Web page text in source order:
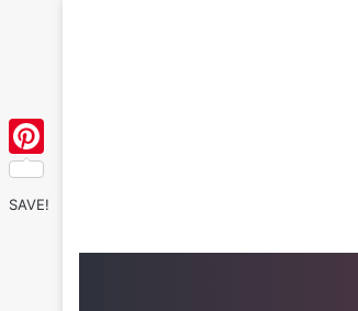
Pinterest
SAVE!